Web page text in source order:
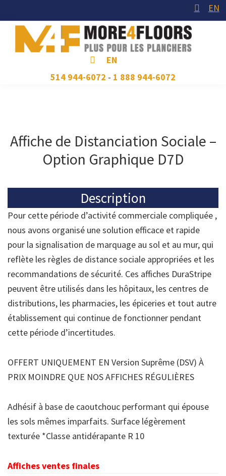
to
navigation
to
content
to
EN
EN
514 944-6072 - 1 888 944-6072
Affiche de Distanciation Sociale –
Option Graphique D7D
Description
Pour cette période d’activité commerciale compliquée ,
nous avons organisé une solution efficace et rapide
pour la signalisation de marquage au sol et au mur, qui
reflète les règles de distance sociale appropriées et les
recommandations de sécurité. Ces affiches DuraStripe
peuvent être utilisés dans les hôpitaux, les centres de
distributions, les pharmacies, les épiceries et tout autre
établissement qui continue de fonctionner pendant
cette période d’incertitudes.
OFFERT UNIQUEMENT EN Version Suprême (DSV) À
PRIX MOINDRE QUE NOS AFFICHES RÉGULIÈRES
Adhésif à base de caoutchouc performant qui épouse
les sols mêmes imparfaits. Surface légèrement
texturée *Classe antidérapante R 10
Affiches ventes finales